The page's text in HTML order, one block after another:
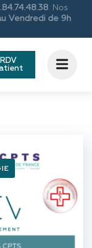
. Nos
Vendredi de 9h
RDV